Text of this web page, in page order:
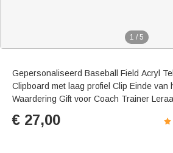
1 / 5
Gepersonaliseerd Baseball Field Acryl
Clipboard met laag profiel Clip Einde van
Waardering Gift voor Coach Trainer
€ 27,00